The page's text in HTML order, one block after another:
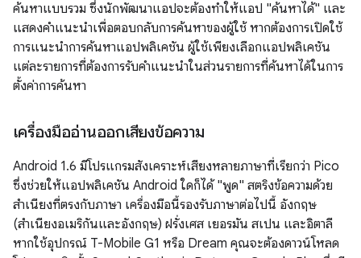
ค้นหาแบบรวม ซึ่งนักพัฒนาแอปจะต้องทำให้แอป "ค้นหาได้" และ
แสดงคำแนะนำเพื่อตอบกลับการค้นหาของผู้ใช้ หากต้องการเปิดใช้
การแนะนำการค้นหาแอปพลิเคชัน ผู้ใช้เพียงเลือกแอปพลิเคชัน
แต่ละรายการที่ต้องการรับคำแนะนำในส่วนรายการที่ค้นหาได้ในการ
ตั้งค่าการค้นหา
เครื่องมืออ่านออกเสียงข้อความ
Android 1.6 มีโปรแกรมสังเคราะห์เสียงหลายภาษาที่เรียกว่า Pico
ซึ่งช่วยให้แอปพลิเคชัน Android ใดก็ได้ "พูด" สตริงข้อความด้วย
สำเนียงที่ตรงกับภาษา เครื่องมือนี้รองรับภาษาต่อไปนี้ อังกฤษ
(สำเนียงอเมริกันและอังกฤษ) ฝรั่งเศส เยอรมัน สเปน และอิตาลี
หากใช้อุปกรณ์ T-Mobile G1 หรือ Dream คุณจะต้องดาวน์โหลด